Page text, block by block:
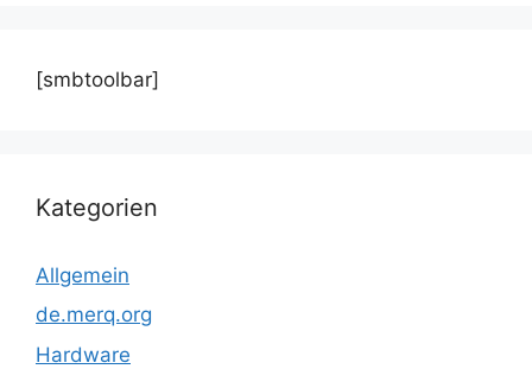
[smbtoolbar]
Kategorien
Allgemein
de.merq.org
Hardware